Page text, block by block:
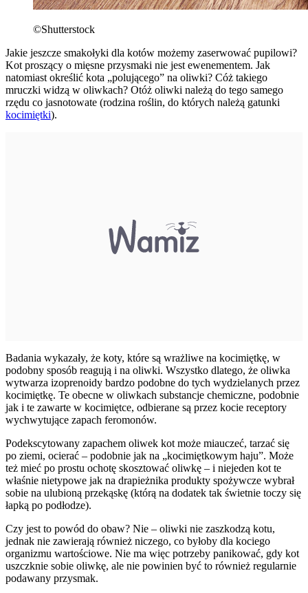
©Shutterstock
Jakie jeszcze smakołyki dla kotów możemy zaserwować pupilowi?
Kot proszący o mięsne przysmaki nie jest ewenementem. Jak
natomiast określić kota „polującego” na oliwki? Cóż takiego
mruczki widzą w oliwkach? Otóż oliwki należą do tego samego
rzędu co jasnotowate (rodzina roślin, do których należą gatunki
kocimiętki).
Badania wykazały, że koty, które są wrażliwe na kocimiętkę, w
podobny sposób reagują i na oliwki. Wszystko dlatego, że oliwka
wytwarza izoprenoidy bardzo podobne do tych wydzielanych przez
kocimiętkę. Te obecne w oliwkach substancje chemiczne, podobnie
jak i te zawarte w kocimiętce, odbierane są przez kocie receptory
wychwytujące zapach feromonów.
Podekscytowany zapachem oliwek kot może miauczeć, tarzać się
po ziemi, ocierać – podobnie jak na „kocimiętkowym haju”. Może
też mieć po prostu ochotę skosztować oliwkę – i niejeden kot te
właśnie nietypowe jak na drapieżnika produkty spożywcze wybrał
sobie na ulubioną przekąskę (którą na dodatek tak świetnie toczy się
łapką po podłodze).
Czy jest to powód do obaw? Nie – oliwki nie zaszkodzą kotu,
jednak nie zawierają również niczego, co byłoby dla kociego
organizmu wartościowe. Nie ma więc potrzeby panikować, gdy kot
uszczknie sobie oliwkę, ale nie powinien być to również regularnie
podawany przysmak.